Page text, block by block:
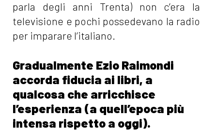
parla degli anni Trenta) non c’era la
televisione e pochi possedevano la radio
per imparare l’italiano.
Gradualmente Ezio Raimondi
accorda fiducia ai libri, a
qualcosa che arricchisce
l’esperienza (a quell’epoca più
intensa rispetto a oggi).